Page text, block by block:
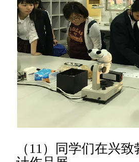
（11）同学们在兴